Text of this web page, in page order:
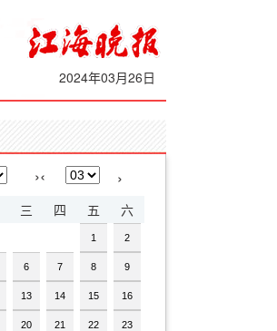
2024年03月26日
›‹ ›
三 四 五 六
1 2
6 7 8 9
13 14 15 16
20 21 22 23